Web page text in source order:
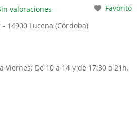
valoraciones
Favorito
- 14900 Lucena (Córdoba)
Viernes: De 10 a 14 y de 17:30 a 21h.